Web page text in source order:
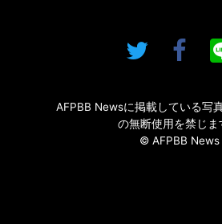
AFPBB Newsに掲載している写
の無断使用を禁じま
© AFPBB News